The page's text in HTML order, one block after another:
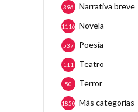
Narrativa breve
396
Novela
1116
Poesía
537
Teatro
111
Terror
50
Más categorias
1850